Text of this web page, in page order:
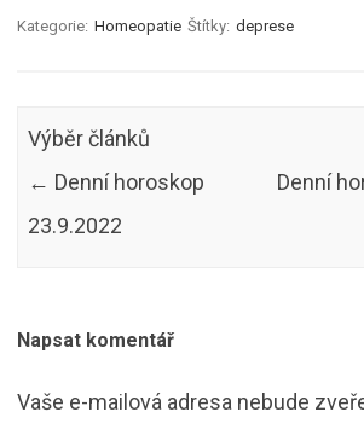
Kategorie: Homeopatie Štítky: deprese
Výběr článků
← Denní horoskop
23.9.2022
Denní
Napsat komentář
Vaše e-mailová adresa nebude